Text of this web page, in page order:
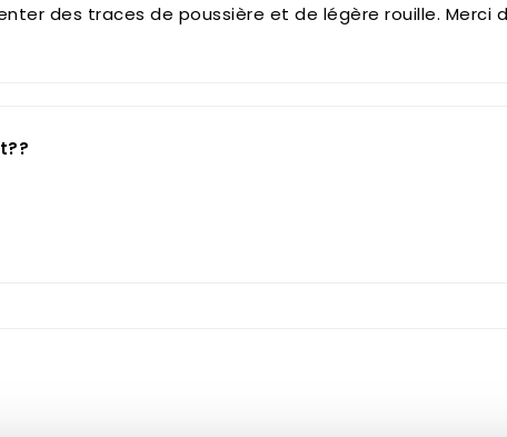
des traces de poussière et de légère rouille. Merci